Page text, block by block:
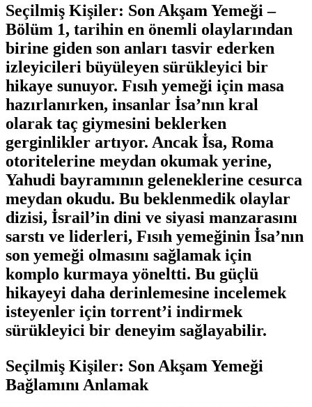
Seçilmiş Kişiler: Son Akşam Yemeği –
Bölüm 1, tarihin en önemli olaylarından
birine giden son anları tasvir ederken
izleyicileri büyüleyen sürükleyici bir
hikaye sunuyor. Fısıh yemeği için masa
hazırlanırken, insanlar İsa’nın kral
olarak taç giymesini beklerken
gerginlikler artıyor. Ancak İsa, Roma
otoritelerine meydan okumak yerine,
Yahudi bayramının geleneklerine cesurca
meydan okudu. Bu beklenmedik olaylar
dizisi, İsrail’in dini ve siyasi manzarasını
sarstı ve liderleri, Fısıh yemeğinin İsa’nın
son yemeği olmasını sağlamak için
komplo kurmaya yöneltti. Bu güçlü
hikayeyi daha derinlemesine incelemek
isteyenler için torrent’i indirmek
sürükleyici bir deneyim sağlayabilir.
Seçilmiş Kişiler: Son Akşam Yemeği
Bağlamını Anlamak